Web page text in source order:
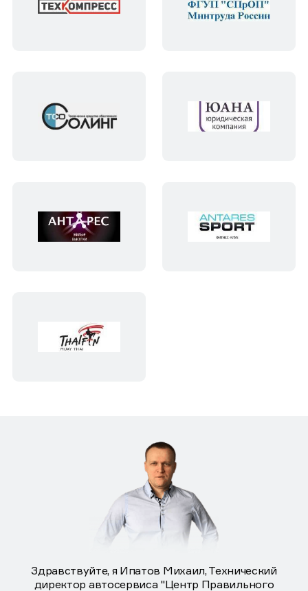
Здравствуйте, я Ипатов Михаил, Технический
директор автосервиса "Центр Правильного